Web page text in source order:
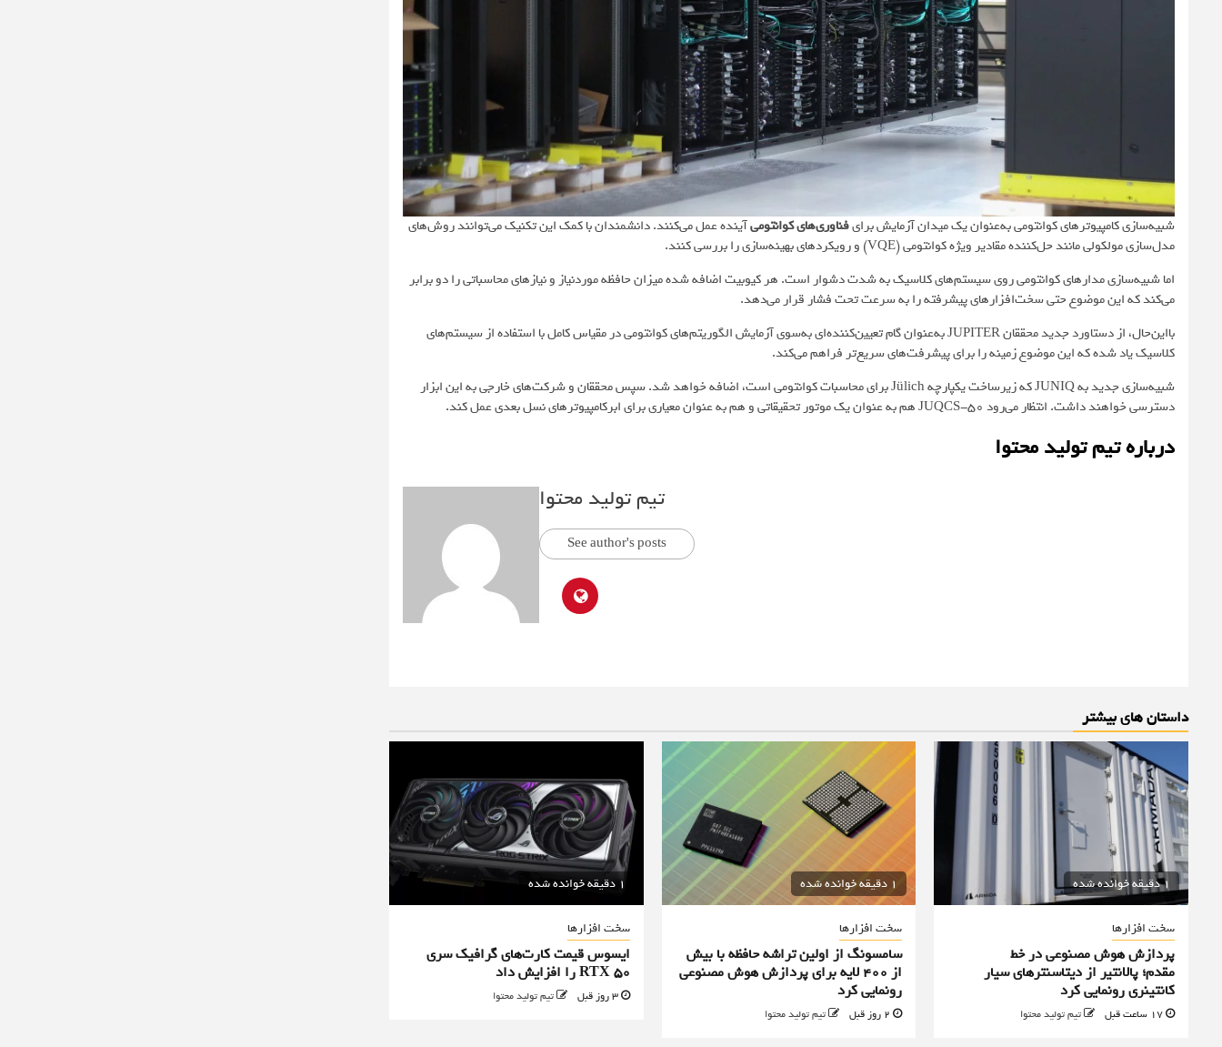
شبیه‌سازی‌ کامپیوترهای کوانتومی به‌عنوان یک میدان آزمایش برایفناوری‌های کوانتومیآینده عمل می‌کنند. دانشمندان با کمک این تکنیک می‌توانند روش‌های
مدل‌سازی مولکولی مانند حل‌کننده مقادیر ویژه کوانتومی (VQE) و رویکردهای بهینه‌سازی را بررسی کنند.
اما شبیه‌سازی مدارهای کوانتومی روی سیستم‌های کلاسیک به شدت دشوار است. هر کیوبیت اضافه شده میزان حافظه موردنیاز و نیازهای محاسباتی را دو برابر
می‌کند که این موضوع حتی سخت‌افزارهای پیشرفته را به سرعت تحت فشار قرار می‌دهد.
بااین‌حال، از دستاورد جدید محققان JUPITER به‌عنوان گام تعیین‌کننده‌ای به‌سوی آزمایش الگوریتم‌های کوانتومی در مقیاس کامل با استفاده از سیستم‌های
کلاسیک یاد شده که این موضوع زمینه را برای پیشرفت‌های سریع‌تر فراهم می‌کند.
شبیه‌سازی جدید به JUNIQ که زیرساخت یکپارچه Jülich برای محاسبات کوانتومی است، اضافه خواهد شد. سپس محققان و شرکت‌های خارجی به این ابزار
دسترسی خواهند داشت. انتظار می‌رود JUQCS-50 هم به عنوان یک موتور تحقیقاتی و هم به عنوان معیاری برای ابرکامپیوترهای نسل بعدی عمل کند.
درباره تیم تولید محتوا
تیم تولید محتوا
See author's posts
داستان های بیشتر
1 دقیقه خوانده شده
سخت افزارها
پردازش هوش مصنوعی در خط
مقدم؛ پالانتیر از دیتاسنترهای سیار
کانتینری رونمایی کرد
تیم تولید محتوا
1 دقیقه خوانده شده
سخت افزارها
سامسونگ از اولین تراشه حافظه با بیش
از ۴۰۰ لایه برای پردازش هوش مصنوعی
رونمایی کرد
2 روز قبل تیم تولید محتوا
1 دقیقه خوانده شده
سخت افزارها
ایسوس قیمت کارت‌های گرافیک سری
RTX 50 را افزایش داد
3 روز قبل تیم تولید محتوا